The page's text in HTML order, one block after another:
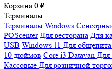
Корзина 0 ₽
Терминалы
Терминалы Windows
POScenter Для ресторана Для
USB Windows 11 Для общепита
10 дюймов Core i3 Datavan Для
Кассовые Для розничной